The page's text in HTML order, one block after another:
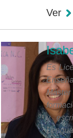
Ver
Es
Máster
y